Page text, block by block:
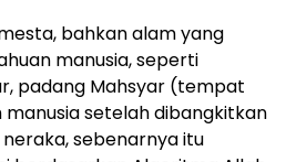
bahkan alam yang
manusia, seperti
padang Mahsyar (tempat
setelah dibangkitkan
sebenarnya itu